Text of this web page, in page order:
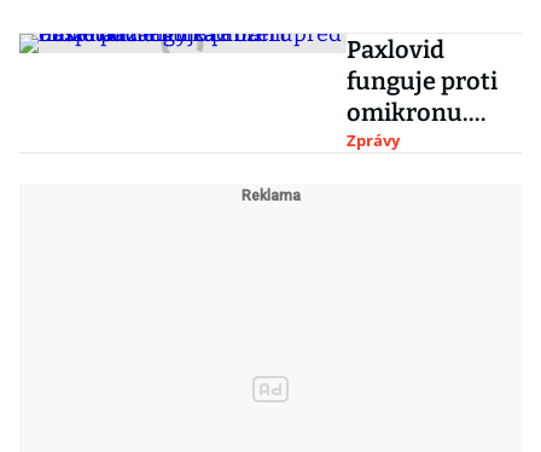
Paxlovid
funguje proti
omikronu.
Pilulka Pfizeru
Zprávy